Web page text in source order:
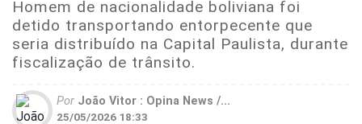
Homem de nacionalidade boliviana foi
detido transportando entorpecente que
seria distribuído na Capital Paulista, durante
fiscalização de trânsito.
Por João Vitor : Opina News /...
25/05/2026 18:33